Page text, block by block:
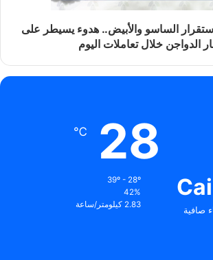
الساسو والأبيض.. هدوء يسيطر على
الدواجن خلال تعاملات اليوم
صافية
28
℃
42%
2.83 كيلومتر/ساعة